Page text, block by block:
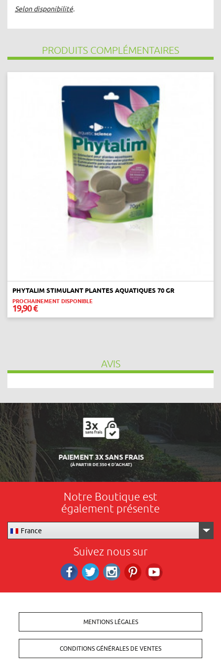
Selon disponibilité.
PRODUITS COMPLÉMENTAIRES
PHYTALIM STIMULANT PLANTES AQUATIQUES 70 GR
PROCHAINEMENT DISPONIBLE
19,90 €
AVIS
LIVRAISON 24/48H
Notre Boutique est
également présente
France
Suivez nous sur
MENTIONS LÉGALES
CONDITIONS GÉNÉRALES DE VENTES